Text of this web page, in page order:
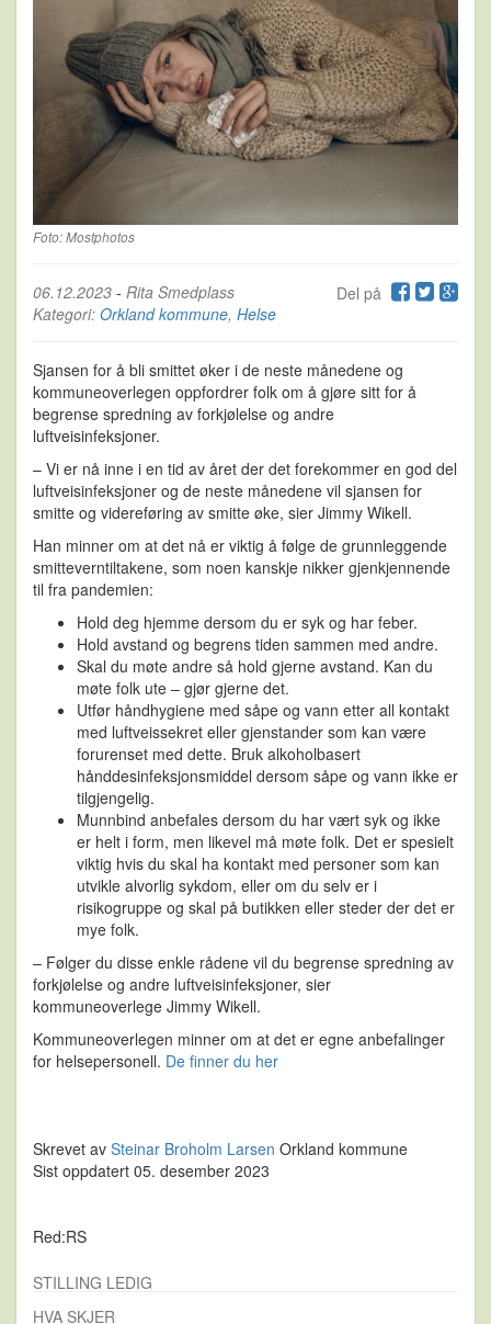
Foto: Mostphotos
Del på
06.12.2023 - Rita Smedplass
Kategori: Orkland kommune, Helse
Sjansen for å bli smittet øker i de neste månedene og
kommuneoverlegen oppfordrer folk om å gjøre sitt for å
begrense spredning av forkjølelse og andre
luftveisinfeksjoner.
– Vi er nå inne i en tid av året der det forekommer en god del
luftveisinfeksjoner og de neste månedene vil sjansen for
smitte og videreføring av smitte øke, sier Jimmy Wikell.
Han minner om at det nå er viktig å følge de grunnleggende
smitteverntiltakene, som noen kanskje nikker gjenkjennende
til fra pandemien:
Hold deg hjemme dersom du er syk og har feber.
Hold avstand og begrens tiden sammen med andre.
Skal du møte andre så hold gjerne avstand. Kan du
møte folk ute – gjør gjerne det.
Utfør håndhygiene med såpe og vann etter all kontakt
med luftveissekret eller gjenstander som kan være
forurenset med dette. Bruk alkoholbasert
hånddesinfeksjonsmiddel dersom såpe og vann ikke er
tilgjengelig.
Munnbind anbefales dersom du har vært syk og ikke
er helt i form, men likevel må møte folk. Det er spesielt
viktig hvis du skal ha kontakt med personer som kan
utvikle alvorlig sykdom, eller om du selv er i
risikogruppe og skal på butikken eller steder der det er
mye folk.
– Følger du disse enkle rådene vil du begrense spredning av
forkjølelse og andre luftveisinfeksjoner, sier
kommuneoverlege Jimmy Wikell.
Kommuneoverlegen minner om at det er egne anbefalinger
for helsepersonell. De finner du her
Skrevet av Steinar Broholm Larsen Orkland kommune
Sist oppdatert 05. desember 2023
Red:RS
STILLING LEDIG
HVA SKJER